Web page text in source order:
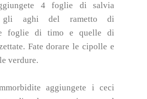
4 foglie di salvia
gli aghi del rametto di
foglie di timo e quelle di
Fate dorare le cipolle e
verdure.
aggiungete i ceci